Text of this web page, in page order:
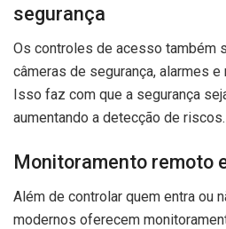
segurança
Os controles de acesso também
câmeras de segurança, alarmes
Isso faz com que a segurança
aumentando a detecção de riscos.
Monitoramento remoto
Além de controlar quem entra ou
modernos oferecem